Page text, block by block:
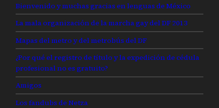
Bienvenido y muchas gracias en lenguas de México
La mala organización de la marcha gay del DF 2013
Mapas del metro y del metrobús del DF
¿Por qué el registro de título y la expedición de cédula
profesional no es gratuito?
Amigos
Los fandubs de Netza